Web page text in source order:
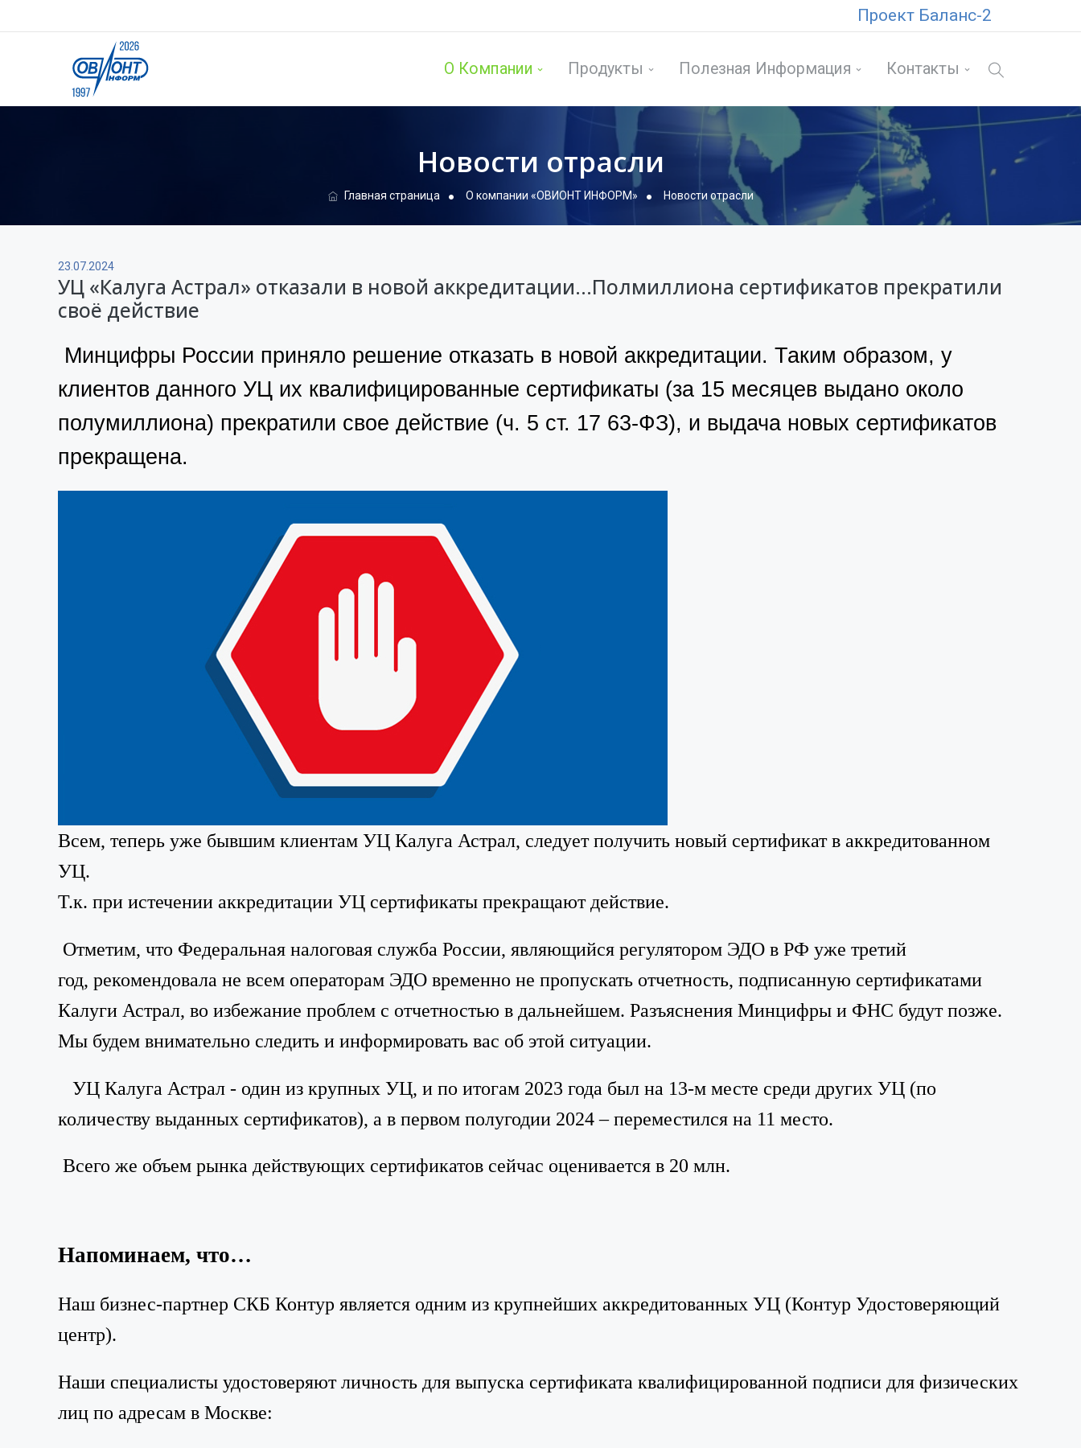
Проект Баланс-2
О Компании Продукты Полезная Информация Контакты
Новости отрасли
Главная страница О компании «ОВИОНТ ИНФОРМ» Новости отрасли
23.07.2024
УЦ «Калуга Астрал» отказали в новой аккредитации…Полмиллиона сертификатов прекратили
своё действие
Минцифры России приняло решение отказать в новой аккредитации. Таким образом, у
клиентов данного УЦ их квалифицированные сертификаты (за 15 месяцев выдано около
полумиллиона) прекратили свое действие (ч. 5 ст. 17 63-ФЗ), и выдача новых сертификатов
прекращена.
Всем, теперь уже бывшим клиентам УЦ Калуга Астрал, следует получить новый сертификат в аккредитованном
УЦ.
Т.к. при истечении аккредитации УЦ сертификаты прекращают действие.
Отметим, что Федеральная налоговая служба России, являющийся регулятором ЭДО в РФ уже третий
год, рекомендовала не всем операторам ЭДО временно не пропускать отчетность, подписанную сертификатами
Калуги Астрал, во избежание проблем с отчетностью в дальнейшем. Разъяснения Минцифры и ФНС будут позже.
Мы будем внимательно следить и информировать вас об этой ситуации.
УЦ Калуга Астрал - один из крупных УЦ, и по итогам 2023 года был на 13-м месте среди других УЦ (по
количеству выданных сертификатов), а в первом полугодии 2024 – переместился на 11 место.
Всего же объем рынка действующих сертификатов сейчас оценивается в 20 млн.
Напоминаем, что…
Наш бизнес-партнер СКБ Контур является одним из крупнейших аккредитованных УЦ (Контур Удостоверяющий
центр).
Наши специалисты удостоверяют личность для выпуска сертификата квалифицированной подписи для физических
лиц по адресам в Москве: